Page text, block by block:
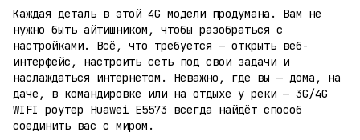
Каждая деталь в этой 4G модели продумана. Вам не
нужно быть айтишником, чтобы разобраться с
настройками. Всё, что требуется — открыть веб-
интерфейс, настроить сеть под свои задачи и
наслаждаться интернетом. Неважно, где вы — дома, на
даче, в командировке или на отдыхе у реки — 3G/4G
WIFI роутер Huawei E5573 всегда найдёт способ
соединить вас с миром.